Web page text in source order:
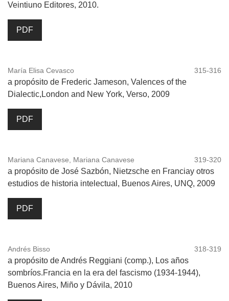
Veintiuno Editores, 2010.
PDF
María Elisa Cevasco 315-316
a propósito de Frederic Jameson, Valences of the
Dialectic,London and New York, Verso, 2009
PDF
Mariana Canavese, Mariana Canavese 319-320
a propósito de José Sazbón, Nietzsche en Franciay otros
estudios de historia intelectual, Buenos Aires, UNQ, 2009
PDF
Andrés Bisso 318-319
a propósito de Andrés Reggiani (comp.), Los años
sombríos.Francia en la era del fascismo (1934-1944),
Buenos Aires, Miño y Dávila, 2010